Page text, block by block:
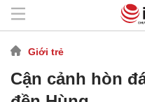
Giới trẻ
Cận cảnh hòn